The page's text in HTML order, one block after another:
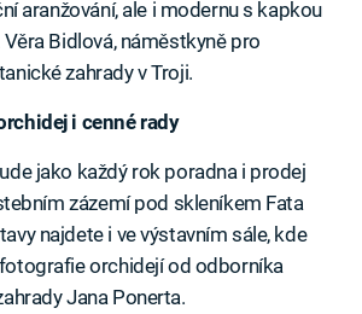
aranžování, ale i modernu s kapkou
Věra Bidlová, náměstkyně pro
zahrady v Troji.
i cenné rady
jako každý rok poradna i prodej
zázemí pod skleníkem Fata
najdete i ve výstavním sále, kde
orchidejí od odborníka
Jana Ponerta.